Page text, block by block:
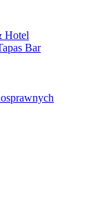
Hotel
Bar